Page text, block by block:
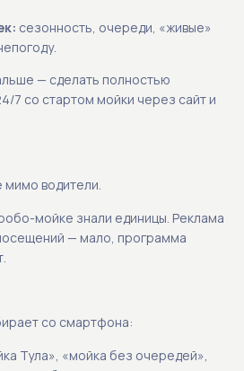
сезонность, очереди, «живые»
— сделать полностью
7 со стартом мойки через сайт и
водители.
мойке знали единицы. Реклама
— мало, программа
со смартфона:
Тула», «мойка без очередей»,